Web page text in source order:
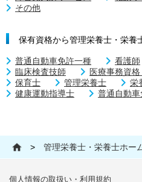
その他
保有資格から管理栄養士・栄養
普通自動車免許一種 看護師
臨床検査技師
医療事務資格
保育士
管理栄養士 栄
健康運動指導士
普通自動
> 管理栄養士・栄養士ホー
個人情報の取扱い・利用規約